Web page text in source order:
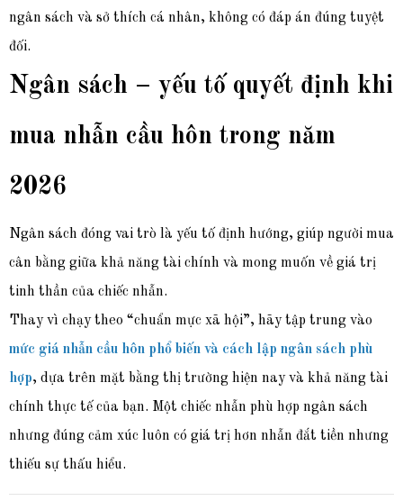
ngân sách và sở thích cá nhân, không có đáp án đúng tuyệt
đối.
Ngân sách – yếu tố quyết định khi
mua nhẫn cầu hôn trong năm
2026
Ngân sách đóng vai trò là yếu tố định hướng, giúp người mua
cân bằng giữa khả năng tài chính và mong muốn về giá trị
tinh thần của chiếc nhẫn.
Thay vì chạy theo “chuẩn mực xã hội”, hãy tập trung vào
mức giá nhẫn cầu hôn phổ biến và cách lập ngân sách phù
hợp, dựa trên mặt bằng thị trường hiện nay và khả năng tài
chính thực tế của bạn. Một chiếc nhẫn phù hợp ngân sách
nhưng đúng cảm xúc luôn có giá trị hơn nhẫn đắt tiền nhưng
thiếu sự thấu hiểu.